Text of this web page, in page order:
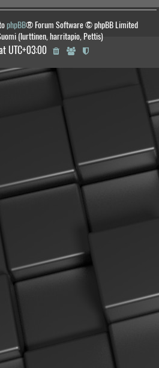
phpBB® Forum Software © phpBB Limited
(lurttinen, harritapio, Pettis)
UTC+03:00